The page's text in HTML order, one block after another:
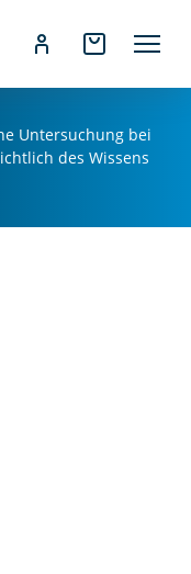
Untersuchung bei
des Wissens